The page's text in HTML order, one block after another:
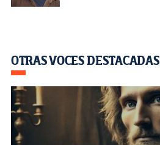
OTRAS VOCES DESTACADAS